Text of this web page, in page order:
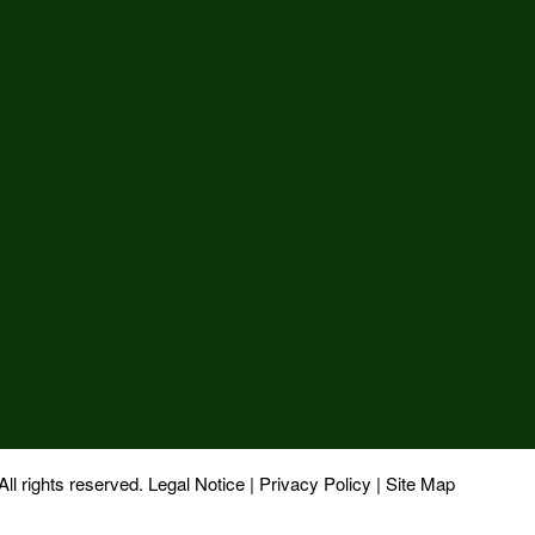
rights reserved. Legal Notice| Privacy Policy | Site Map